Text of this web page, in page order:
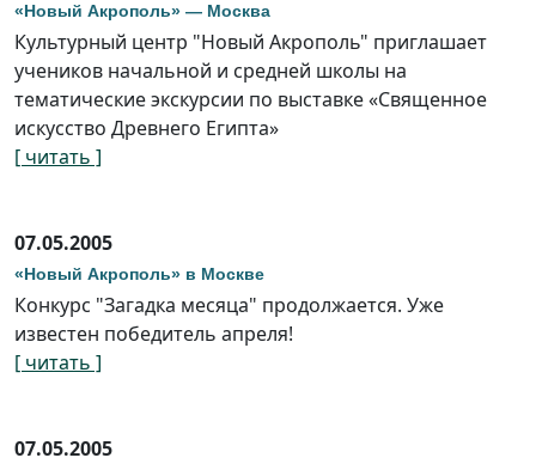
«Новый Акрополь» — Москва
Культурный центр "Новый Акрополь" приглашает
учеников начальной и средней школы на
тематические экскурсии по выставке «Священное
искусство Древнего Египта»
[ читать ]
07.05.2005
«Новый Акрополь» в Москве
Конкурс "Загадка месяца" продолжается. Уже
известен победитель апреля!
[ читать ]
07.05.2005